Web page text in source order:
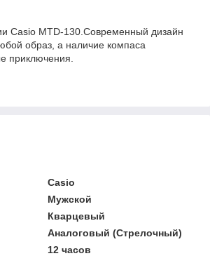
Casio MTD-130.Современный дизайн
образ, а наличие компаса
приключения.
Casio
Мужской
Кварцевый
Аналоговый (Стрелочный)
12 часов